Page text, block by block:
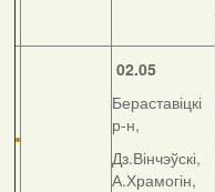
02.05
Бераставіцкі
р-н,
Дз.Вінчэўскі,
А.Храмогін,